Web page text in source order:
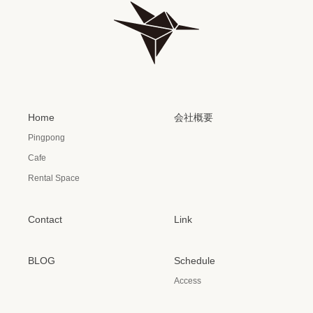
Home
Pingpong
Cafe
Rental Space
会社概要
Contact Link
BLOG Schedule
Access